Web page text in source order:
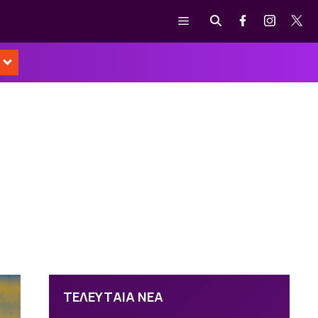
Μενού
ΤΕΛΕΥΤΑΙΑ ΝΕΑ